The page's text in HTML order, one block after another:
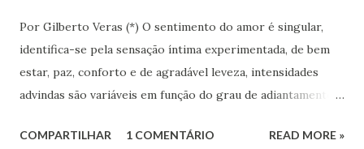
Por Gilberto Veras (*) O sentimento do amor é singular,
identifica-se pela sensação íntima experimentada, de bem
estar, paz, conforto e de agradável leveza, intensidades
advindas são variáveis em função do grau de adiantamento
é impróprio afirmar-se amar mais ou menos quando
COMPARTILHAR 1 COMENTÁRIO READ MORE »